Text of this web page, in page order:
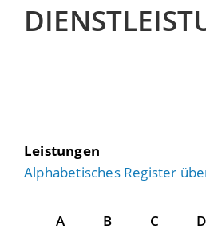
Leistungen
Alphabetisches Register
A B C D